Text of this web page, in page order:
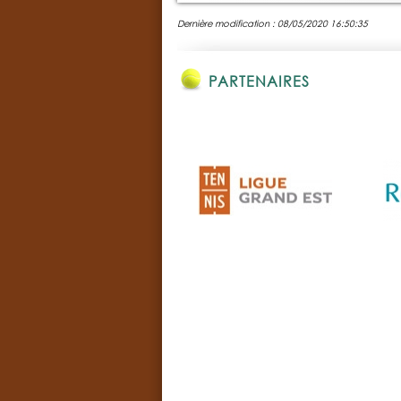
Dernière modification : 08/05/2020 16:50:35
PARTENAIRES